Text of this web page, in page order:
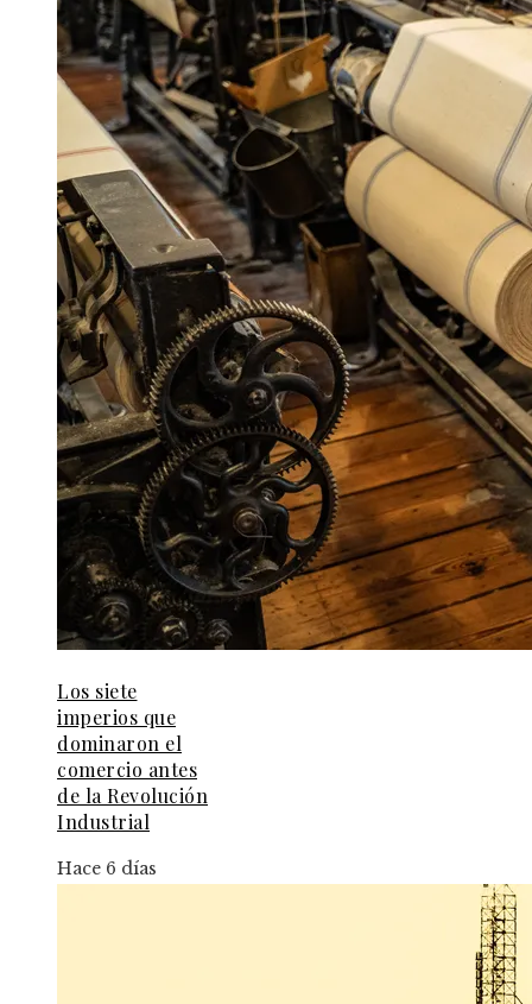
Los siete
imperios que
dominaron el
comercio antes
de la Revolución
Industrial
Hace 6 días